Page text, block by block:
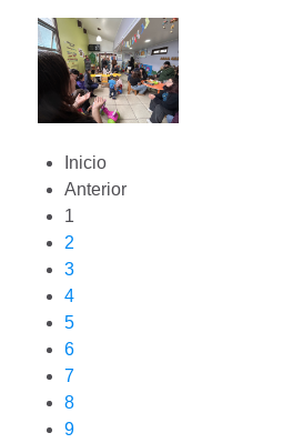
Inicio
Anterior
1
2
3
4
5
6
7
8
9